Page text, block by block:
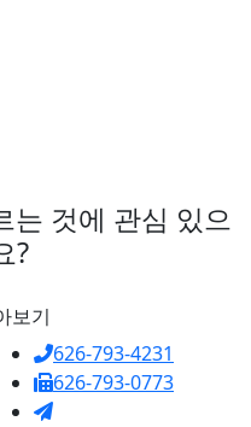
는 것에 관심 있으
?
보기
626-793-4231
626-793-0773